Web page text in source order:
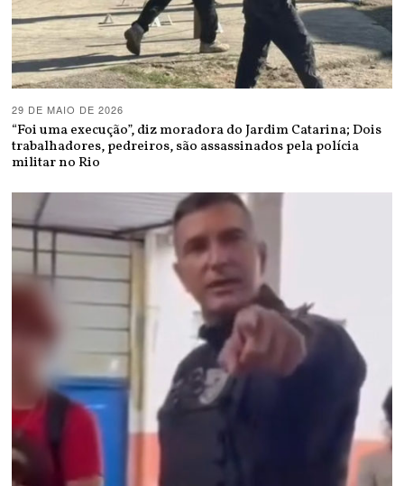
29 DE MAIO DE 2026
“Foi uma execução”, diz moradora do Jardim Catarina; Dois
trabalhadores, pedreiros, são assassinados pela polícia
militar no Rio